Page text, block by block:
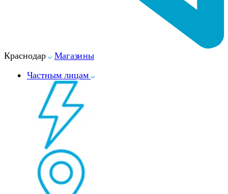
Краснодар
Магазины
Частным лицам